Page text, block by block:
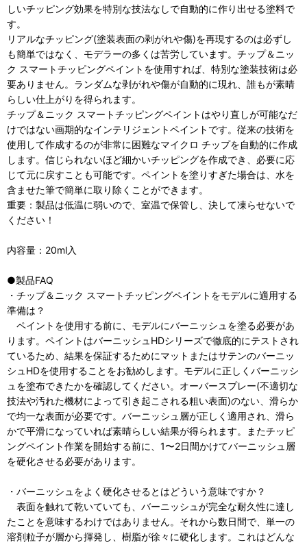
しいチッピング効果を特別な技法なしで自動的に作り出せる塗料で
す。
リアルなチッピング(塗装表面の剥がれや傷)を再現するのは必ずし
も簡単ではなく、モデラーの多くは苦労しています。チップ＆ニッ
ク スマートチッピングペイントを使用すれば、特別な塗装技術は必
要ありません。ランダムな剥がれや傷が自動的に現れ、誰もが素晴
らしい仕上がりを得られます。
チップ＆ニック スマートチッピングペイントはやり直しが可能なだ
けではない画期的なインテリジェントペイントです。従来の技術を
使用して作成するのが非常に困難なマイクロ チップを自動的に作成
します。信じられないほど細かいチッピングを作成でき、必要に応
じて元に戻すことも可能です。ペイントを塗りすぎた場合は、水を
含ませた筆で簡単に取り除くことができます。
重要：製品は低温に弱いので、室温で保管し、決して凍らせないで
ください！
内容量：20ml入
●製品FAQ
・チップ＆ニック スマートチッピングペイントをモデルに適用する
準備は？
ペイントを使用する前に、モデルにバーニッシュを塗る必要があ
ります。ペイントはバーニッシュHDシリーズで徹底的にテストされ
ているため、結果を保証するためにマットまたはサテンのバーニッ
シュHDを使用することをお勧めします。モデルに正しくバーニッシ
ュを塗布できたかを確認してください。オーバースプレー(不適切な
技法や汚れた機材によって引き起こされる粗い表面)のない、滑らか
で均一な表面が必要です。バーニッシュ層が正しく適用され、滑ら
かで平滑になっていれば素晴らしい結果が得られます。またチッピ
ングペイント作業を開始する前に、1〜2日間かけてバーニッシュ層
を硬化させる必要があります。
・バーニッシュをよく硬化させるとはどういう意味ですか？
表面を触れて乾いていても、バーニッシュが完全な耐久性に達し
たことを意味するわけではありません。それから数日間で、単一の
溶剤粒子が層から揮発し、樹脂が徐々に硬化します。これはどんな